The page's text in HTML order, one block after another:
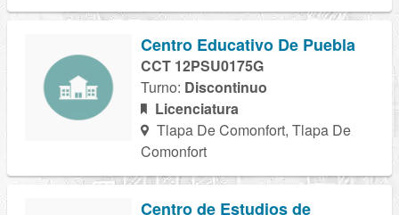
Centro Educativo De Puebla
CCT 12PSU0175G
Turno: Discontinuo
Licenciatura
Tlapa De Comonfort, Tlapa De
Comonfort
Centro de Estudios de